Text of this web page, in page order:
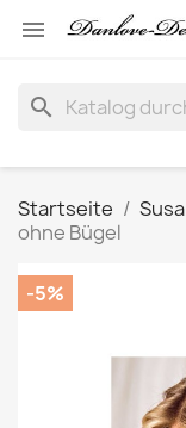

search
Startseite Susa
ohne Bügel
-5%